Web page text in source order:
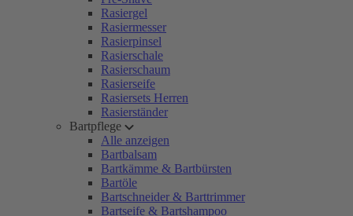
Rasiergel
Rasiermesser
Rasierpinsel
Rasierschale
Rasierschaum
Rasierseife
Rasiersets Herren
Rasierständer
Bartpflege
Alle anzeigen
Bartbalsam
Bartkämme & Bartbürsten
Bartöle
Bartschneider & Barttrimmer
Bartseife & Bartshampoo